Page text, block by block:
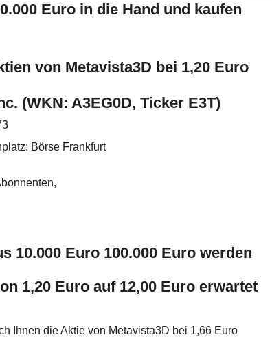
Euro in die Hand und kaufen
von Metavista3D bei 1,20 Euro
(WKN: A3EG0D, Ticker E3T)
Börse Frankfurt
10.000 Euro 100.000 Euro werden
1,20 Euro auf 12,00 Euro erwartet
Ihnen die Aktie von Metavista3D bei 1,66 Euro